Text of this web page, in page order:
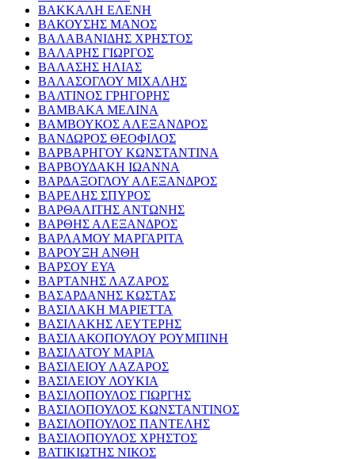
ΒΑΚΚΑΛΗ ΕΛΕΝΗ
ΒΑΚΟΥΣΗΣ ΜΑΝΟΣ
ΒΑΛΑΒΑΝΙΔΗΣ ΧΡΗΣΤΟΣ
ΒΑΛΑΡΗΣ ΓΙΩΡΓΟΣ
ΒΑΛΑΣΗΣ ΗΛΙΑΣ
ΒΑΛΑΣΟΓΛΟΥ ΜΙΧΑΛΗΣ
ΒΑΛΤΙΝΟΣ ΓΡΗΓΟΡΗΣ
ΒΑΜΒΑΚΑ ΜΕΛΙΝΑ
ΒΑΜΒΟΥΚΟΣ ΑΛΕΞΑΝΔΡΟΣ
ΒΑΝΔΩΡΟΣ ΘΕΟΦΙΛΟΣ
ΒΑΡΒΑΡΗΓΟΥ ΚΩΝΣΤΑΝΤΙΝΑ
ΒΑΡΒΟΥΔΑΚΗ ΙΩΑΝΝΑ
ΒΑΡΔΑΞΟΓΛΟΥ ΑΛΕΞΑΝΔΡΟΣ
ΒΑΡΕΛΗΣ ΣΠΥΡΟΣ
ΒΑΡΘΑΛΙΤΗΣ ΑΝΤΩΝΗΣ
ΒΑΡΘΗΣ ΑΛΕΞΑΝΔΡΟΣ
ΒΑΡΛΑΜΟΥ ΜΑΡΓΑΡΙΤΑ
ΒΑΡΟΥΞΗ ΑΝΘΗ
ΒΑΡΣΟΥ ΕΥΑ
ΒΑΡΤΑΝΗΣ ΛΑΖΑΡΟΣ
ΒΑΣΑΡΔΑΝΗΣ ΚΩΣΤΑΣ
ΒΑΣΙΛΑΚΗ ΜΑΡΙΕΤΤΑ
ΒΑΣΙΛΑΚΗΣ ΛΕΥΤΕΡΗΣ
ΒΑΣΙΛΑΚΟΠΟΥΛΟΥ ΡΟΥΜΠΙΝΗ
ΒΑΣΙΛΑΤΟΥ ΜΑΡΙΑ
ΒΑΣΙΛΕΙΟΥ ΛΑΖΑΡΟΣ
ΒΑΣΙΛΕΙΟΥ ΛΟΥΚΙΑ
ΒΑΣΙΛΟΠΟΥΛΟΣ ΓΙΩΡΓΗΣ
ΒΑΣΙΛΟΠΟΥΛΟΣ ΚΩΝΣΤΑΝΤΙΝΟΣ
ΒΑΣΙΛΟΠΟΥΛΟΣ ΠΑΝΤΕΛΗΣ
ΒΑΣΙΛΟΠΟΥΛΟΣ ΧΡΗΣΤΟΣ
ΒΑΤΙΚΙΩΤΗΣ ΝΙΚΟΣ